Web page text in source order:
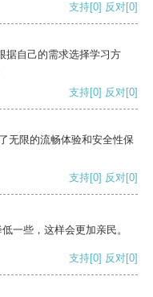
支持[0] 反对[0]
据自己的需求选择学习方
支持[0] 反对[0]
无限的流畅体验和安全性保
支持[0] 反对[0]
一些，这样会更加亲民。
支持[0] 反对[0]